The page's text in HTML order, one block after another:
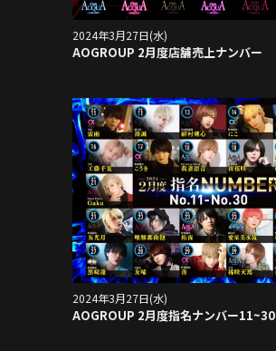
2024年3月27日(水)
AOGROUP 2月度店舗売上ナンバー
2024年3月27日(水)
AOGROUP 2月度指名ナンバー11~30